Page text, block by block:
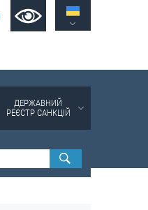
ДЕРЖАВНИЙ
РЕЄСТР САНКЦІЙ